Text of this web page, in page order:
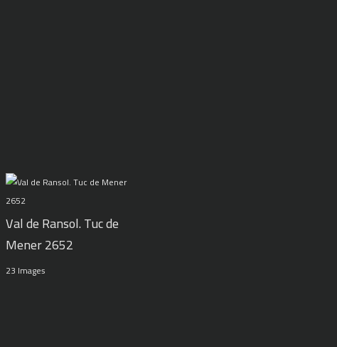
Val de Ransol. Tuc de
Mener 2652
23 Images